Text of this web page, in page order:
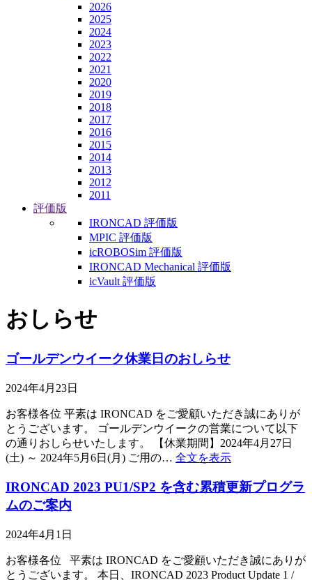
2026
2025
2024
2023
2022
2021
2020
2019
2018
2017
2016
2015
2014
2013
2012
2011
評価版
IRONCAD 評価版
MPIC 評価版
icROBOSim 評価版
IRONCAD Mechanical 評価版
icVault 評価版
おしらせ
ゴールデンウイーク休業日のおしらせ
2024年4月23日
お客様各位 平素は IRONCAD をご愛顧いただき誠にありが
とうございます。 ゴールデンウイークの営業について以下
の通りおしらせいたします。 【休業期間】2024年4月27日
(土) ～ 2024年5月6日(月) ご用の… 全文を表示
IRONCAD 2023 PU1/SP2 を含む累積更新プログラ
ムのご案内
2024年4月1日
お客様各位 平素は IRONCAD をご愛顧いただき誠にありが
とうございます。 本日、IRONCAD 2023 Product Update 1 /